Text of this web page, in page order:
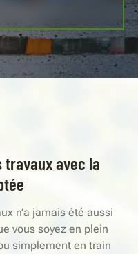
avec la
n’a jamais été aussi
vous soyez en plein
simplement en train